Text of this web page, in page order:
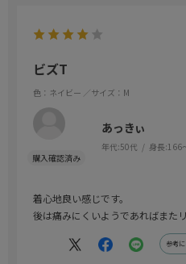
ビズT
色：ネイビー ／サイズ：M
あっきぃ
年代:50代 身長:166
着心地良い感じです。
後は痛みにくいようであればまたリ
参考